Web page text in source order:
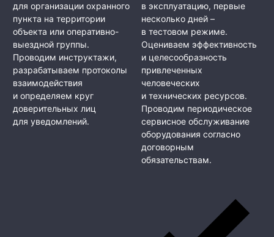
для организации охранного
пункта на территории
объекта или оперативно-
выездной группы.
Проводим инструктажи,
разрабатываем протоколы
взаимодействия
и определяем круг
доверительных лиц
для уведомлений.
в эксплуатацию, первые
несколько дней –
в тестовом режиме.
Оцениваем эффективность
и целесообразность
привлеченных
человеческих
и технических ресурсов.
Проводим периодическое
сервисное обслуживание
оборудования согласно
договорным
обязательствам.